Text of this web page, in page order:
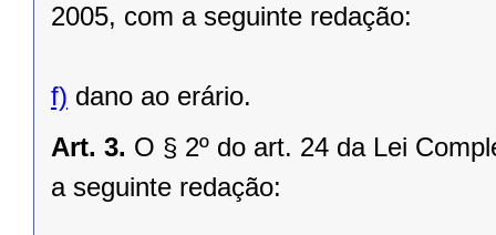
2005, com a seguinte redação:
f) dano ao erário.
Art. 3. O § 2º do art. 24 da Lei
a seguinte redação: